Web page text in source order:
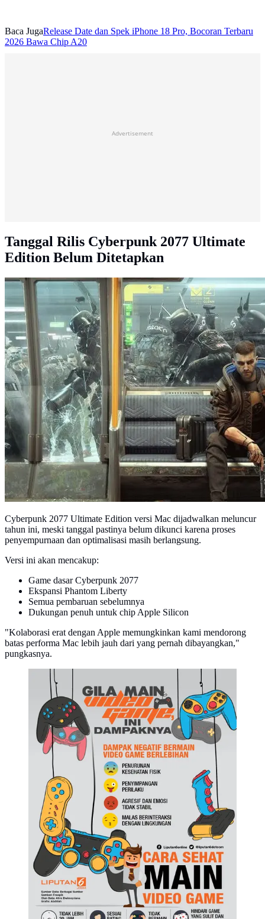
Baca JugaRelease Date dan Spek iPhone 18 Pro, Bocoran Terbaru
2026 Bawa Chip A20
Advertisement
Tanggal Rilis Cyberpunk 2077 Ultimate
Edition Belum Ditetapkan
Cyberpunk 2077 Ultimate Edition versi Mac dijadwalkan meluncur
tahun ini, meski tanggal pastinya belum dikunci karena proses
penyempurnaan dan optimalisasi masih berlangsung.
Versi ini akan mencakup:
Game dasar Cyberpunk 2077
Ekspansi Phantom Liberty
Semua pembaruan sebelumnya
Dukungan penuh untuk chip Apple Silicon
"Kolaborasi erat dengan Apple memungkinkan kami mendorong
batas performa Mac lebih jauh dari yang pernah dibayangkan,"
pungkasnya.
Infografis dampak bermain video game berlebihan
(Liputan6.com/Abdillah)